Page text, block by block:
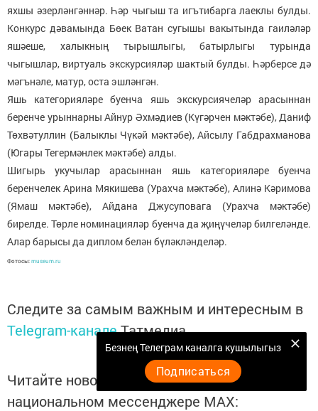
яхшы әзерләнгәннәр. Һәр чыгыш та игътибарга лаеклы булды.
Конкурс дәвамында Бөек Ватан сугышы вакытында гаиләләр
яшәеше, халыкның тырышлыгы, батырлыгы турында
чыгышлар, виртуаль экскурсияләр шактый булды. Һәрберсе дә
мәгънәле, матур, оста эшләнгән.
Яшь категорияләре буенча яшь экскурсиячеләр арасыннан
беренче урыннарны Айнур Әхмәдиев (Күгәрчен мәктәбе), Даниф
Төхвәтуллин (Балыклы Чүкәй мәктәбе), Айсылу Габдрахманова
(Югары Тегермәнлек мәктәбе) алды.
Шигырь укучылар арасыннан яшь категорияләре буенча
беренчелек Арина Мякишева (Урахча мәктәбе), Алинә Кәримова
(Ямаш мәктәбе), Айдана Джусуповага (Урахча мәктәбе)
бирелде. Төрле номинацияләр буенча да җиңүчеләр билгеләнде.
Алар барысы да диплом белән бүләкләнделәр.
Фотосы: museum.ru
Следите за самым важным и интересным в
Telegram-каналеТатмедиа
Читайте новости Татарстана в
национальном мессенджере MАХ:
Безнең Телеграм каналга кушылыгыз
Подписаться